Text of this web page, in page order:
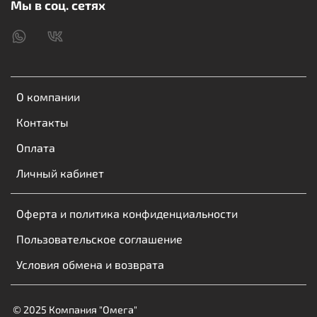
О компании
Контакты
Оплата
Личный кабинет
Оферта и политика конфиденциальности
Пользовательское соглашение
Условия обмена и возврата
Мы в соц. сетях
© 2025 Компания "Омега"